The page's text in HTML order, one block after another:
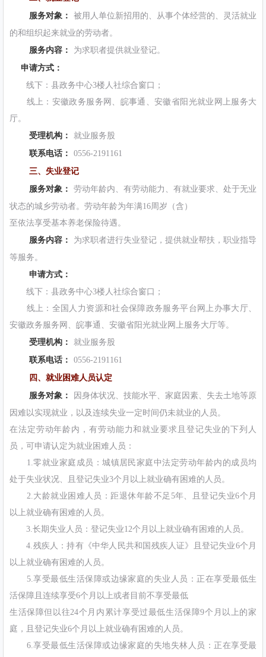
服务对象：
被用人单位新招用的、从事个体经营的、灵活就业
的和组织起来就业的劳动者。
服务内容：
为求职者提供就业登记。
申请方式：
线下：县政务中心3楼人社综合窗口；
线上：安徽政务服务网、皖事通、安徽省阳光就业网上服务大
厅。
受理机构：
就业服务股
联系电话：
0556-2191161
三、失业登记
服务对象：
劳动年龄内、有劳动能力、有就业要求、处于无业
状态的城乡劳动者。劳动年龄为年满16周岁（含）
至依法享受基本养老保险待遇。
服务内容：
为求职者进行失业登记，提供就业帮扶，职业指导
等服务。
申请方式：
线下：县政务中心3楼人社综合窗口；
线上：全国人力资源和社会保障政务服务平台网上办事大厅、
安徽政务服务网、皖事通、安徽省阳光就业网上服务大厅等。
受理机构：
就业服务股
联系电话：
0556-2191161
四、就业困难人员认定
服务对象：
因身体状况、技能水平、家庭因素、失去土地等原
因难以实现就业，以及连续失业一定时间仍未就业的人员。
在法定劳动年龄内，有劳动能力和就业要求且登记失业的下列人
员，可申请认定为就业困难人员：
1.零就业家庭成员：城镇居民家庭中法定劳动年龄内的成员均
处于失业状况、且登记失业3个月以上就业确有困难的人员。
2.大龄就业困难人员：距退休年龄不足5年、且登记失业6个月
以上就业确有困难的人员。
3.长期失业人员：登记失业12个月以上就业确有困难的人员。
4.残疾人：持有《中华人民共和国残疾人证》且登记失业6个月
以上就业确有困难的人员。
5.享受最低生活保障或边缘家庭的失业人员：正在享受最低生
活保障且连续享受6个月以上或者目前不享受最低
生活保障但以往24个月内累计享受过最低生活保障9个月以上的家
庭，且登记失业6个月以上就业确有困难的人员。
6.享受最低生活保障或边缘家庭的失地失林人员：正在享受最